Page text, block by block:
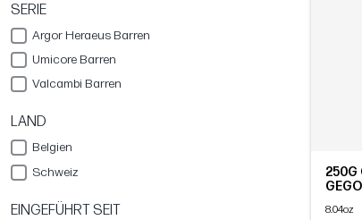
SERIE
Argor Heraeus Barren
Umicore Barren
Valcambi Barren
LAND
Belgien
Schweiz
EINGEFÜHRT SEIT
250G
8.04oz